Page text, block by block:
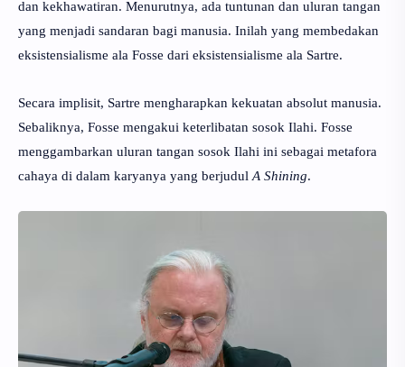
dan kekhawatiran. Menurutnya, ada tuntunan dan uluran tangan
yang menjadi sandaran bagi manusia. Inilah yang membedakan
eksistensialisme ala Fosse dari eksistensialisme ala Sartre.
Secara implisit, Sartre mengharapkan kekuatan absolut manusia.
Sebaliknya, Fosse mengakui keterlibatan sosok Ilahi. Fosse
menggambarkan uluran tangan sosok Ilahi ini sebagai metafora
cahaya di dalam karyanya yang berjudul A Shining.